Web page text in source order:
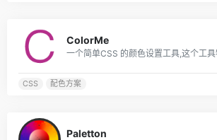
ColorMe
CSS 配色方案
Paletton